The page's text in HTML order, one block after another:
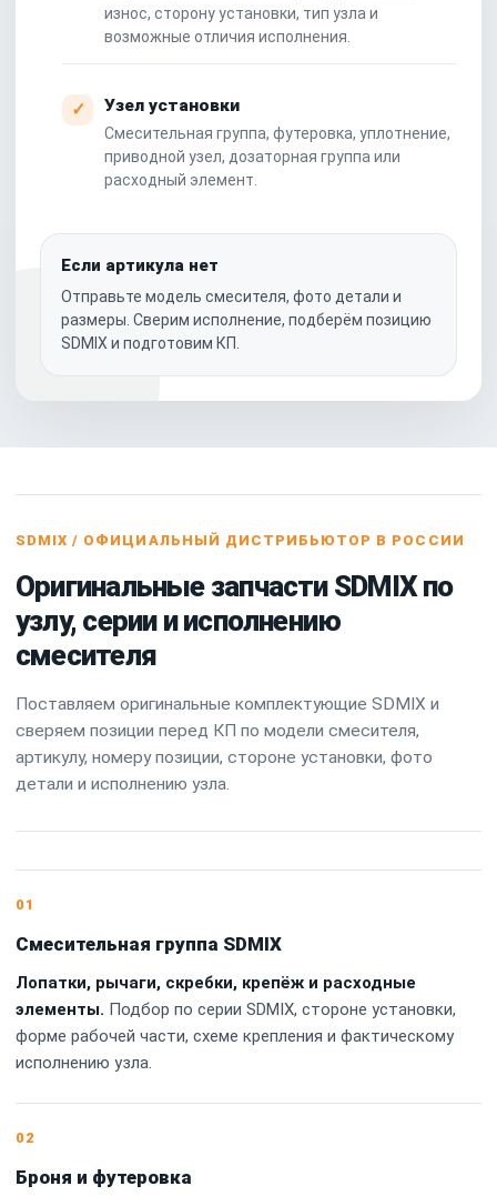
износ, сторону установки, тип узла и
возможные отличия исполнения.
✓ Узел установки
Смесительная группа, футеровка, уплотнение,
приводной узел, дозаторная группа или
расходный элемент.
Если артикула нет
Отправьте модель смесителя, фото детали и
размеры. Сверим исполнение, подберём позицию
SDMIX и подготовим КП.
SDMIX / ОФИЦИАЛЬНЫЙ ДИСТРИБЬЮТОР В РОССИИ
Оригинальные запчасти SDMIX по
узлу, серии и исполнению
смесителя
Поставляем оригинальные комплектующие SDMIX и
сверяем позиции перед КП по модели смесителя,
артикулу, номеру позиции, стороне установки, фото
детали и исполнению узла.
01
Смесительная группа SDMIX
Лопатки, рычаги, скребки, крепёж и расходные
элементы. Подбор по серии SDMIX, стороне установки,
форме рабочей части, схеме крепления и фактическому
исполнению узла.
02
Броня и футеровка